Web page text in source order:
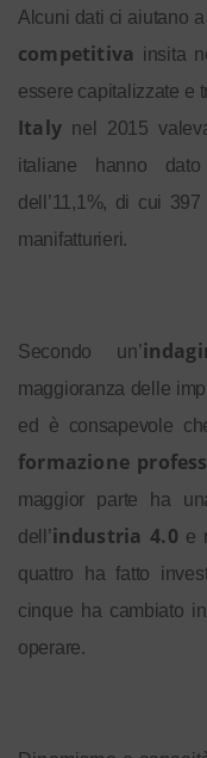
Alcuni dati ci aiutano
competitiva insita
essere capitalizzate e
Italy nel 2015
italiane hanno
dell’11,1%, di cui
manifatturieri.
Secondo un’
maggioranza delle
ed è consapevole
formazione
maggior parte ha
dell’industria 4.0 e
quattro ha fatto
cinque ha cambiato
operare.